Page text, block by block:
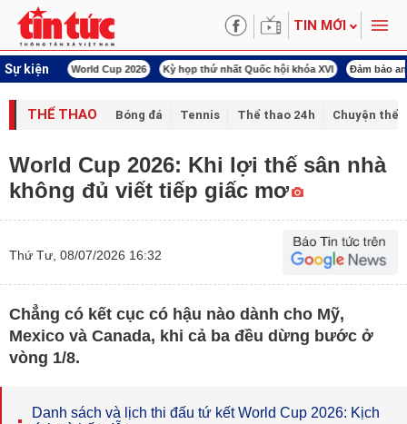
TIN MỚI
Sự kiện
Việt Nam World Cup 2026 Kỳ họp thứ nhất Quốc hội khóa XVI Đảm bảo
THỂ THAO Bóng đá Tennis Thể thao 24h Chuyện thể
World Cup 2026: Khi lợi thế sân nhà
không đủ viết tiếp giấc mơ
Thứ Tư, 08/07/2026 16:32
Chẳng có kết cục có hậu nào dành cho Mỹ,
Mexico và Canada, khi cả ba đều dừng bước ở
vòng 1/8.
Danh sách và lịch thi đấu tứ kết World Cup 2026: Kịch